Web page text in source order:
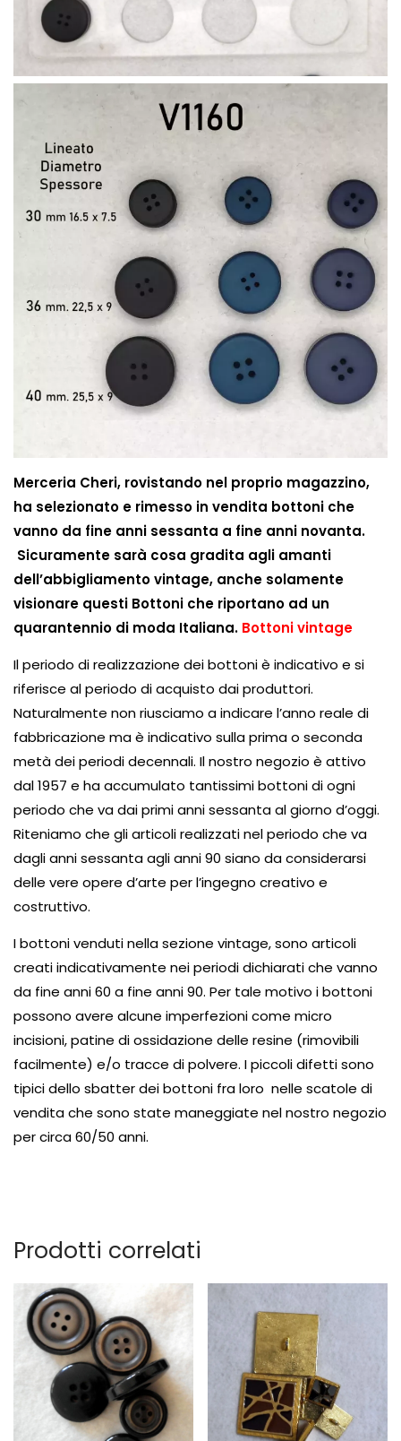
Merceria Cheri, rovistando nel proprio magazzino,
ha selezionato e rimesso in vendita bottoni che
vanno da fine anni sessanta a fine anni novanta.
Sicuramente sarà cosa gradita agli amanti
dell’abbigliamento vintage, anche solamente
visionare questi Bottoni che riportano ad un
quarantennio di moda Italiana. Bottoni vintage
Il periodo di realizzazione dei bottoni è indicativo e si
riferisce al periodo di acquisto dai produttori.
Naturalmente non riusciamo a indicare l’anno reale di
fabbricazione ma è indicativo sulla prima o seconda
metà dei periodi decennali. Il nostro negozio è attivo
dal 1957 e ha accumulato tantissimi bottoni di ogni
periodo che va dai primi anni sessanta al giorno d’oggi.
Riteniamo che gli articoli realizzati nel periodo che va
dagli anni sessanta agli anni 90 siano da considerarsi
delle vere opere d’arte per l’ingegno creativo e
costruttivo.
I bottoni venduti nella sezione vintage, sono articoli
creati indicativamente nei periodi dichiarati che vanno
da fine anni 60 a fine anni 90. Per tale motivo i bottoni
possono avere alcune imperfezioni come micro
incisioni, patine di ossidazione delle resine (rimovibili
facilmente) e/o tracce di polvere. I piccoli difetti sono
tipici dello sbatter dei bottoni fra loro nelle scatole di
vendita che sono state maneggiate nel nostro negozio
per circa 60/50 anni.
Prodotti correlati